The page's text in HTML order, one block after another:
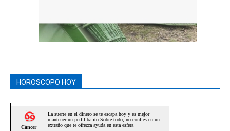
HOROSCOPO HOY